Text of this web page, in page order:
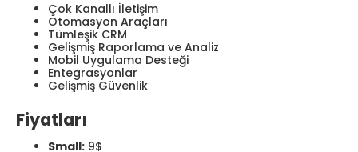
Çok Kanallı İletişim
Otomasyon Araçları
Tümleşik CRM
Gelişmiş Raporlama ve Analiz
Mobil Uygulama Desteği
Entegrasyonlar
Gelişmiş Güvenlik
Fiyatları
Small: 9$